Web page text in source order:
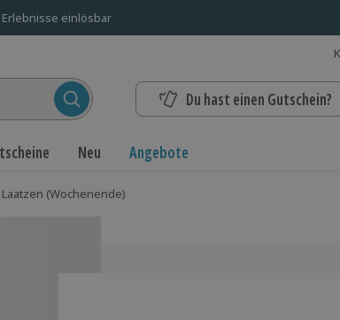
einlösbar
Du hast einen Gutschein?
Neu Angebote
(Wochenende)